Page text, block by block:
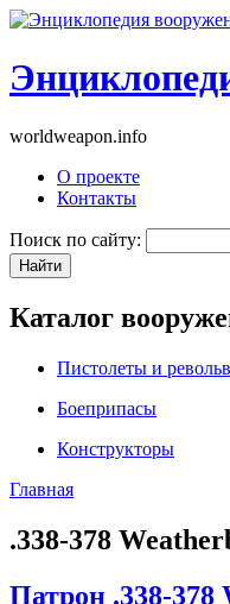
worldweapon.info
О проекте
Контакты
Поиск по сайту:
Каталог
Пистолеты и
Боеприпасы
Конструкторы
Главная
.338-378
Патрон .338-378